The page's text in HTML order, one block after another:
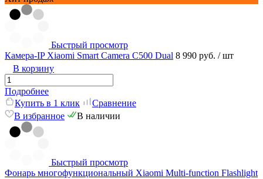
Быстрый просмотр
Камера-IP Xiaomi Smart Camera C500 Dual 8 990 руб. / шт
В корзину
Подробнее
Купить в 1 клик
Сравнение
В избранное
В наличии
Быстрый просмотр
Фонарь многофункциональный Xiaomi Multi-function Flashlight